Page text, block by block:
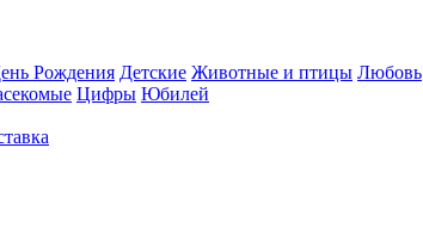
Рождения Детские Животные и птицы Любовь
Цифры Юбилей